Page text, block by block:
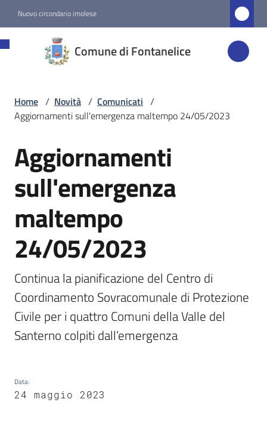
Nuovo circondario imolese
Comune di Fontanelice
Fontanelice
Amministrazione
Menu selezionato
Servizi
Vivere
Fontanelice
Servizi
on-
line
gli
argomenti
Home / Novità / Comunicati /
Aggiornamenti sull'emergenza maltempo 24/05/2023
Salta al contenuto
Aggiornamenti
sull'emergenza
maltempo
24/05/2023
Continua la pianificazione del Centro di
Coordinamento Sovracomunale di Protezione
Civile per i quattro Comuni della Valle del
Santerno colpiti dall’emergenza
Data:
24 maggio 2023